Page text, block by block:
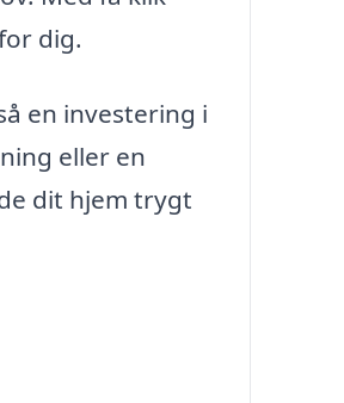
dig.
en investering i
eller en
dit hjem trygt